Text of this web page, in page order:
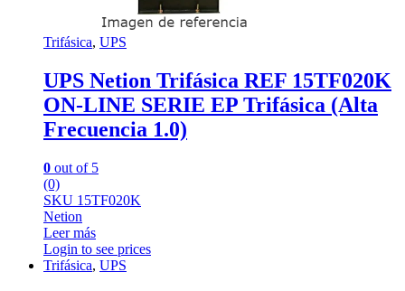
Trifásica, UPS
UPS Netion Trifásica REF 15TF020K
ON-LINE SERIE EP Trifásica (Alta
Frecuencia 1.0)
0 out of 5
(0)
SKU 15TF020K
Netion
Leer más
Login to see prices
Trifásica, UPS